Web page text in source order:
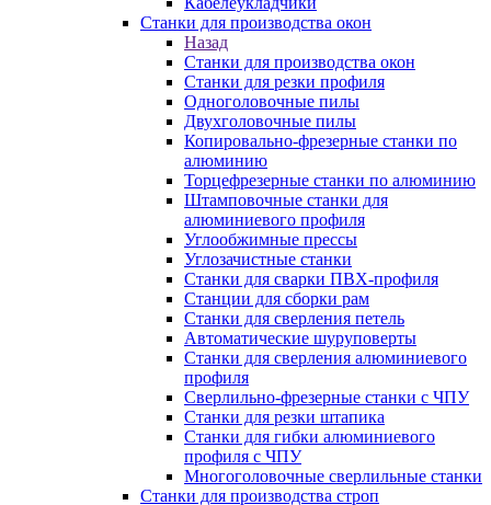
Станки для производства окон
Назад
Станки для производства окон
Станки для резки профиля
Одноголовочные пилы
Двухголовочные пилы
Копировально-фрезерные станки по
алюминию
Торцефрезерные станки по алюминию
Штамповочные станки для
алюминиевого профиля
Углообжимные прессы
Углозачистные станки
Станки для сварки ПВХ-профиля
Станции для сборки рам
Станки для сверления петель
Автоматические шуруповерты
Станки для сверления алюминиевого
профиля
Сверлильно-фрезерные станки с ЧПУ
Станки для резки штапика
Станки для гибки алюминиевого
профиля с ЧПУ
Многоголовочные сверлильные станки
Станки для производства строп